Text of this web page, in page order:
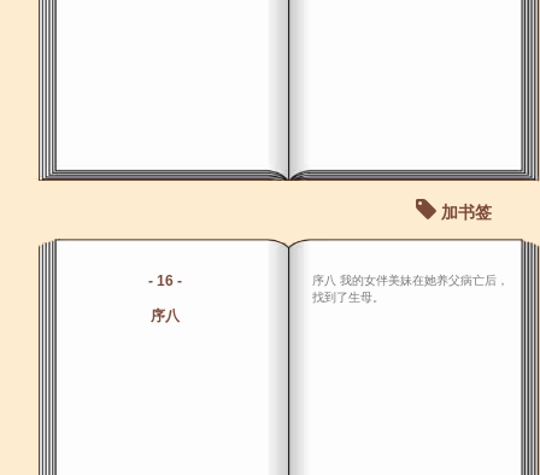
加书签
- 16 -
序八
序八 我的女伴美妹在她养父病亡后，
找到了生母。